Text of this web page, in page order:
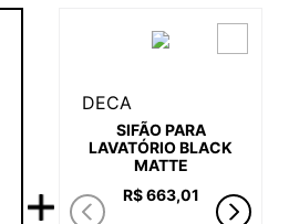
DECA
SIFÃO PARA
LAVATÓRIO BLACK
MATTE
R$ 663,01